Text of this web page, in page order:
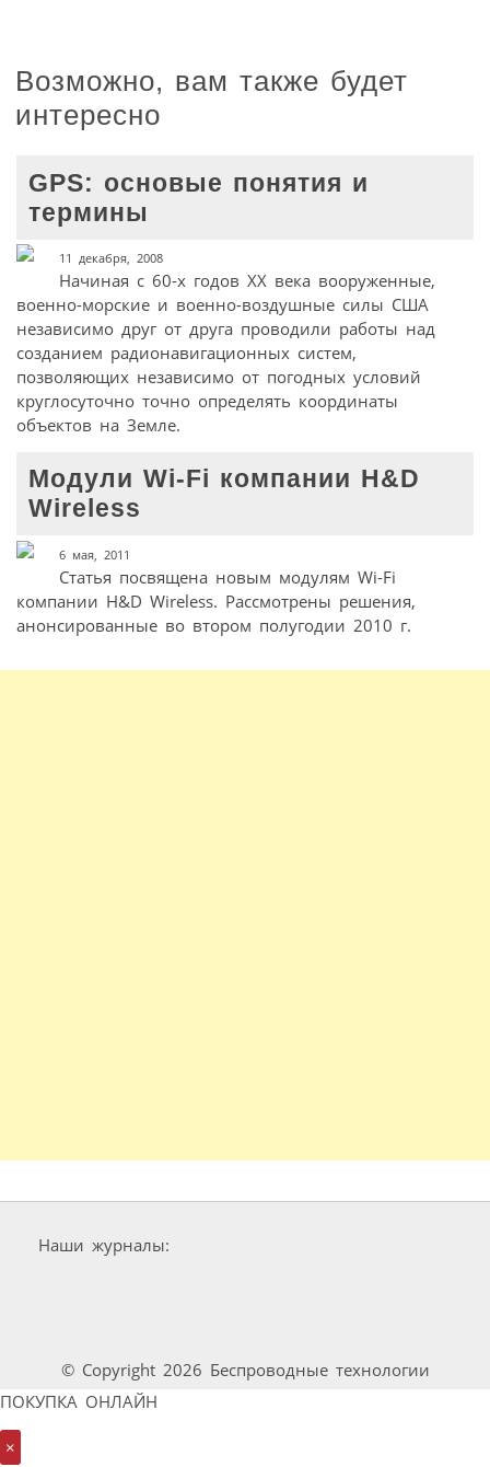
Возможно, вам также будет
интересно
GPS: основые понятия и
термины
11 декабря, 2008
Начиная с 60-х годов XX века вооруженные,
военно-морские и военно-воздушные силы США
независимо друг от друга проводили работы над
созданием радионавигационных систем,
позволяющих независимо от погодных условий
круглосуточно точно определять координаты
объектов на Земле.
Модули Wi-Fi компании H&D
Wireless
6 мая, 2011
Статья посвящена новым модулям Wi-Fi
компании H&D Wireless. Рассмотрены решения,
анонсированные во втором полугодии 2010 г.
Наши журналы:
© Copyright 2026 Беспроводные технологии
ПОКУПКА ОНЛАЙН
×